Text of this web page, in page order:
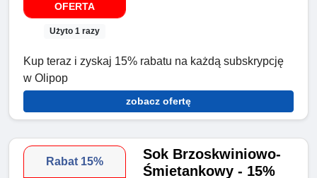
OFERTA
Użyto 1 razy
Kup teraz i zyskaj 15% rabatu na każdą subskrypcję
w Olipop
zobacz ofertę
Rabat 15%
Sok Brzoskwiniowo-
Śmietankowy - 15%